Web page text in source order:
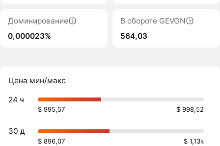
Доминирование
0,000023%
В обороте GEVON
564,03
Цена мин/макс
24 ч
$ 995,57 $ 998,52
30 д
$ 896,07 $ 1,13k